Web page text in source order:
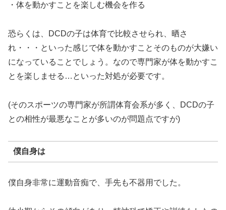
・体を動かすことを楽しむ機会を作る
恐らくは、DCDの子は体育で比較させられ、晒さ
れ・・・といった感じで体を動かすことそのものが大嫌い
になっていることでしょう。なので専門家が体を動かすこ
とを楽しませる…といった対処が必要です。
(そのスポーツの専門家が所謂体育会系が多く、DCDの子
との相性が最悪なことが多いのが問題点ですが)
僕自身は
僕自身非常に運動音痴で、手先も不器用でした。